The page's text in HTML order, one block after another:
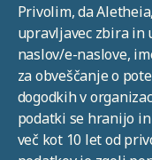
Privolim, da
upravljavec zbira in
naslov/e-naslove,
za obveščanje o
dogodkih v
podatki se hranijo
več kot 10 let od